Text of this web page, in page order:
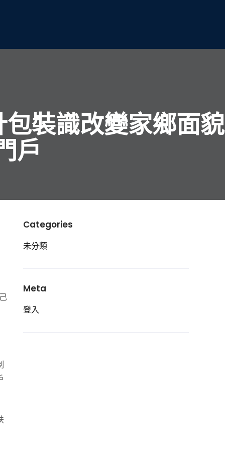
裝識改變家鄉面貌
戶
Categories
未分類
Meta
登入